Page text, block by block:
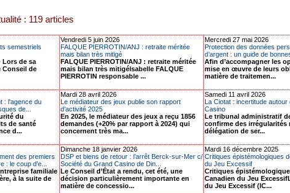
: 119 articles
semestriels
Lors de sa
Conseil de
Vendredi 5 juin 2026
FALQUE PIERROTIN/ANJ : retraite méritée
mais bilan très mitigé
FALQUE PIERROTIN/ANJ : retraite méritée
mais bilan très mitigéIsabelle FALQUE
PIERROTIN responsable ...
Mercredi 27 mai 2026
Protection des données
d’argent : un guide de
Afin d’accompagner les
mise en œuvre de leurs
matière de traitemen...
: l'agence du
de...
du
de santé
d...
Mardi 28 avril 2026
Le médiateur des jeux publie son rapport
d’activité 2025
En 2025, le médiateur des jeux a reçu 1856
demandes (+20% par rapport à 2024) qui
concernent très ma...
Samedi 11 avril 2026
La Ciotat : incertitude autour
Casino
Le tribunal administratif
confirme des irrégularités
délégation de ser...
des premiers
: le coup d'e...
familiale
à la suite de
Dimanche 18 janvier 2026
DSP et biens de retour : l’arrêt Berck-sur-Mer c/
Société du Grand Casino de Din...
Le Conseil d’État a rendu, cet été, une
décision particulièrement importante en
matière de concessio...
Mardi 16 décembre 2025
Critiques épistémologiques
du Jeu Excessif
Critiques
Canadien du Jeu
du Jeu Excessif (IC...